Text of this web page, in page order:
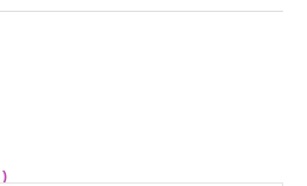
)